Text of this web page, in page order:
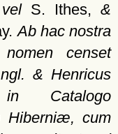
velS. Ithes,&
Ab hac nostra
nomen censet
& Henricus
Catalogo
Hiberniæ, cum